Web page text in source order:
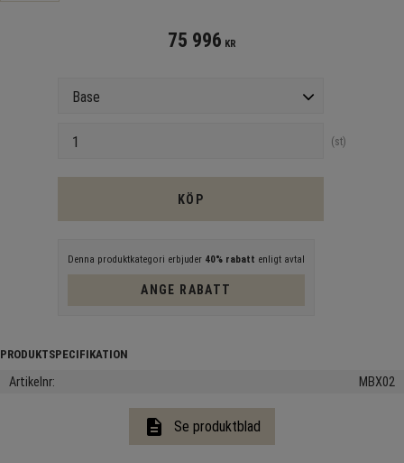
75 996 KR
st
KÖP
Denna produktkategori erbjuder 40% rabatt enligt avtal
ANGE RABATT
Artikelnr MBX02
description Se produktblad